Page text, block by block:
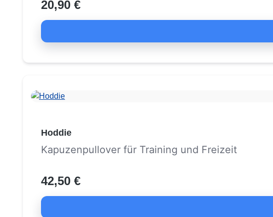
20,90 €
Hoddie
Kapuzenpullover für Training und Freizeit
42,50 €